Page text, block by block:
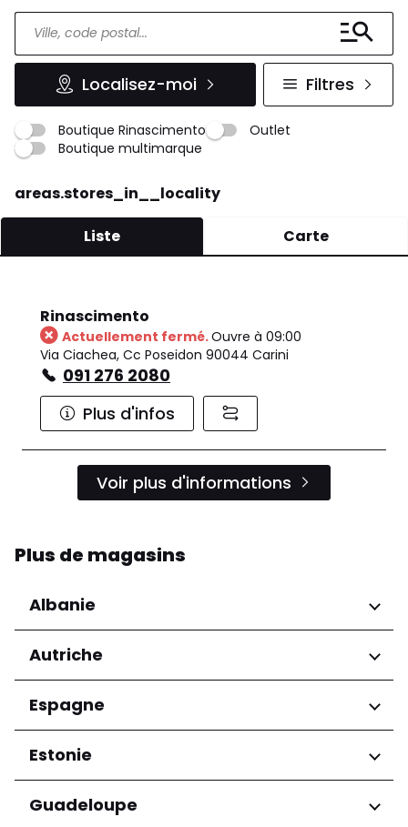
Localisez-moi Filtres
Boutique Rinascimento
Outlet
Boutique multimarque
areas.stores_in__locality
Liste Carte
Rinascimento
Actuellement fermé.Ouvre à 09:00
Via Ciachea, Cc Poseidon 90044 Carini
091 276 2080
Plus d'infos
Voir plus d'informations
Plus de magasins
Albanie
Régions
Préfecture de Tirana
Autriche
Régions
Niederösterreich
Salzburg
Wien
Espagne
Régions
Andalucía
Estonie
Régions
Guadeloupe